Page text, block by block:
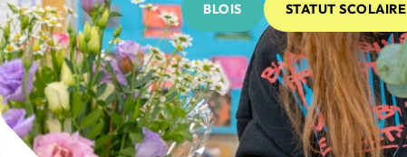
BLOIS STATUT SCOLAIRE